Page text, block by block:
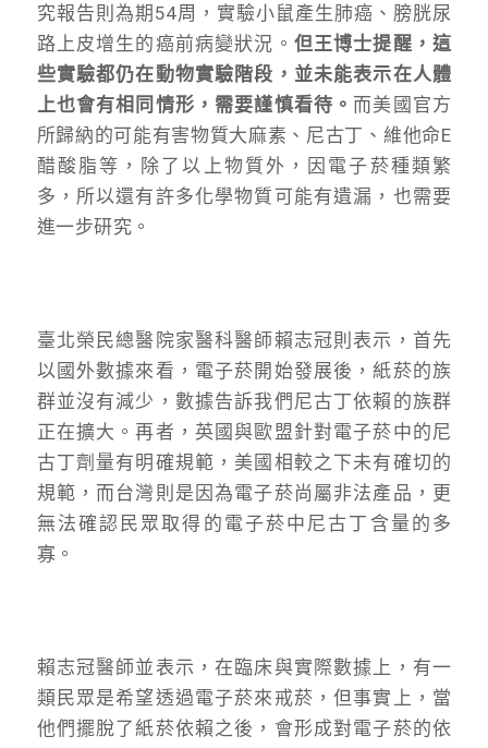
究報告則為期54周，實驗小鼠產生肺癌、膀胱尿
路上皮增生的癌前病變狀況。 但王博士提醒，這
些實驗都仍在動物實驗階段，並未能表示在人體
上也會有相同情形，需要謹慎看待。 而美國官方
所歸納的可能有害物質大麻素、尼古丁、維他命E
醋酸脂等，除了以上物質外，因電子菸種類繁
多，所以還有許多化學物質可能有遺漏，也需要
進一步研究。
臺北榮民總醫院家醫科醫師賴志冠則表示，首先
以國外數據來看，電子菸開始發展後，紙菸的族
群並沒有減少，數據告訴我們尼古丁依賴的族群
正在擴大。再者，英國與歐盟針對電子菸中的尼
古丁劑量有明確規範，美國相較之下未有確切的
規範，而台灣則是因為電子菸尚屬非法產品，更
無法確認民眾取得的電子菸中尼古丁含量的多
寡。
賴志冠醫師並表示，在臨床與實際數據上，有一
類民眾是希望透過電子菸來戒菸，但事實上，當
他們擺脫了紙菸依賴之後，會形成對電子菸的依